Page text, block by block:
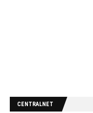
CENTRALNET